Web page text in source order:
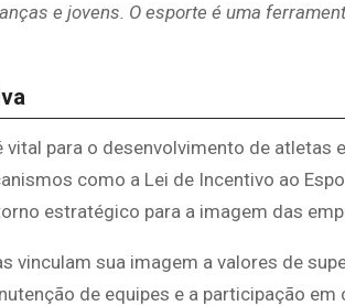
e jovens. O esporte é uma
para o desenvolvimento de atletas
como a Lei de Incentivo ao
estratégico para a imagem das
sua imagem a valores de
de equipes e a participação